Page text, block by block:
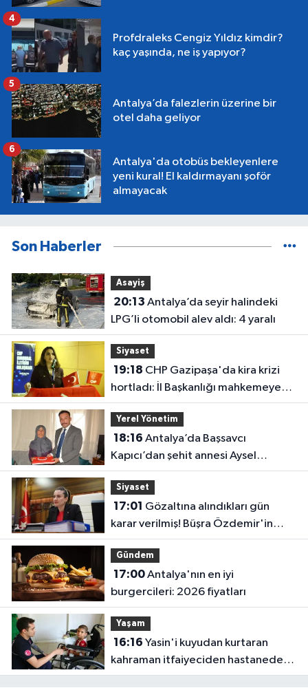
Profdraleks Cengiz Yıldız kimdir?
kaç yaşında, ne iş yapıyor?
4
Antalya’da falezlerin üzerine bir
otel daha geliyor
5
Antalya'da otobüs bekleyenlere
yeni kural! El kaldırmayanı şoför
almayacak
6
Son Haberler
Asayiş
20:13
LPG’li otomobil alev aldı: 4 yaralı
Siyaset
19:18
hortladı: İl Başkanlığı mahkemeye
gitti
Yerel Yönetim
18:16
Kapıcı’dan şehit annesi Aysel
Belen’e anlamlı ziyaret
Siyaset
17:01
karar verilmiş! Büşra Özdemir'in
oluru ortaya çıktı
Gündem
17:00Antalya'nın en iyi
burgercileri: 2026 fiyatları
Yaşam
16:16
kahraman itfaiyeciden hastanede
ziyaret